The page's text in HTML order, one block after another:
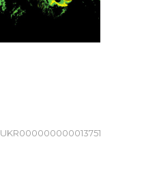
UKR000000000013751